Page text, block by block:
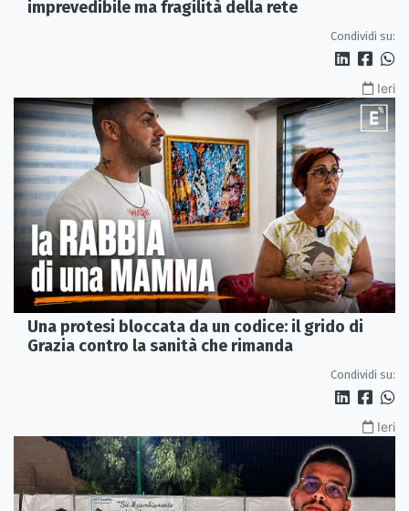
imprevedibile ma fragilità della rete
Condividi su:
Ieri
Una protesi bloccata da un codice: il grido di
Grazia contro la sanità che rimanda
Condividi su:
Ieri